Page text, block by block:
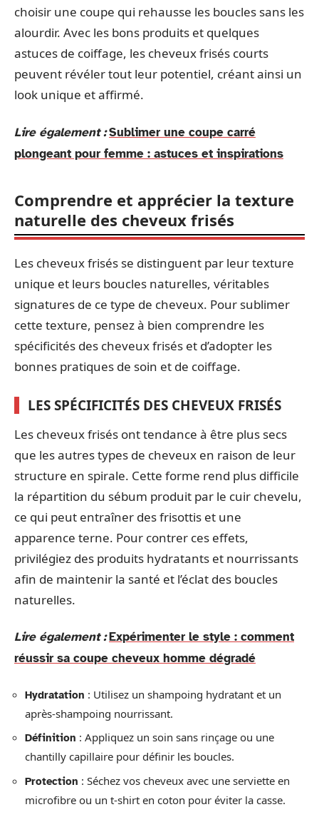
choisir une coupe qui rehausse les boucles sans les
alourdir. Avec les bons produits et quelques
astuces de coiffage, les cheveux frisés courts
peuvent révéler tout leur potentiel, créant ainsi un
look unique et affirmé.
Lire également :Sublimer une coupe carré
plongeant pour femme : astuces et inspirations
Comprendre et apprécier la texture
naturelle des cheveux frisés
Les cheveux frisés se distinguent par leur texture
unique et leurs boucles naturelles, véritables
signatures de ce type de cheveux. Pour sublimer
cette texture, pensez à bien comprendre les
spécificités des cheveux frisés et d’adopter les
bonnes pratiques de soin et de coiffage.
LES SPÉCIFICITÉS DES CHEVEUX FRISÉS
Les cheveux frisés ont tendance à être plus secs
que les autres types de cheveux en raison de leur
structure en spirale. Cette forme rend plus difficile
la répartition du sébum produit par le cuir chevelu,
ce qui peut entraîner des frisottis et une
apparence terne. Pour contrer ces effets,
privilégiez des produits hydratants et nourrissants
afin de maintenir la santé et l’éclat des boucles
naturelles.
Lire également :Expérimenter le style : comment
réussir sa coupe cheveux homme dégradé
Hydratation : Utilisez un shampoing hydratant et un
après-shampoing nourrissant.
Définition : Appliquez un soin sans rinçage ou une
chantilly capillaire pour définir les boucles.
Protection : Séchez vos cheveux avec une serviette en
microfibre ou un t-shirt en coton pour éviter la casse.